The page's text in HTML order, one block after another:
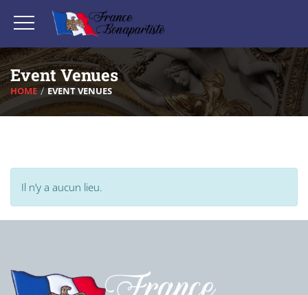
Event Venues
HOME EVENT VENUES
Il n’y a aucun lieu.